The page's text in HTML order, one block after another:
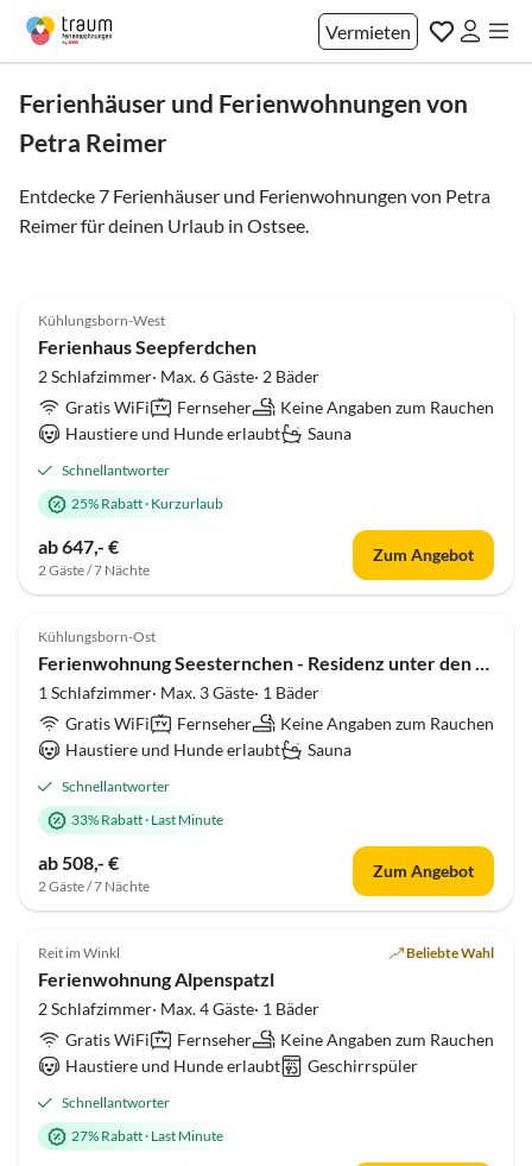
Vermieten
Ferienhäuser und Ferienwohnungen von
Petra Reimer
Entdecke 7 Ferienhäuser und Ferienwohnungen von Petra
Reimer für deinen Urlaub in Ostsee.
Kühlungsborn-West
Ferienhaus Seepferdchen
2 Schlafzimmer· Max. 6 Gäste· 2 Bäder
Gratis WiFi
Fernseher
Keine Angaben zum Rauchen
Haustiere und Hunde erlaubt
Sauna
Schnellantworter
25% Rabatt· Kurzurlaub
ab 647,- €
2 Gäste / 7 Nächte
Zum Angebot
5.0 (21)
Kühlungsborn-Ost
Ferienwohnung Seesternchen - Residenz unter den Linden
1 Schlafzimmer· Max. 3 Gäste· 1 Bäder
Gratis WiFi
Fernseher
Keine Angaben zum Rauchen
Haustiere und Hunde erlaubt
Sauna
Schnellantworter
33% Rabatt· Last Minute
ab 508,- €
2 Gäste / 7 Nächte
Zum Angebot
5.0 (21)
Reit im Winkl Beliebte Wahl
Ferienwohnung Alpenspatzl
2 Schlafzimmer· Max. 4 Gäste· 1 Bäder
Gratis WiFi
Fernseher
Keine Angaben zum Rauchen
Haustiere und Hunde erlaubt
Geschirrspüler
Schnellantworter
27% Rabatt· Last Minute